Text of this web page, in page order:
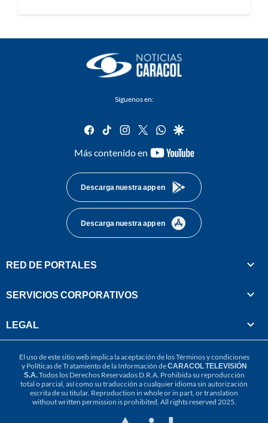
Síguenos en:
facebook
tiktok instagram
twitterwhatsapp
google
Más contenido en
youtube-
Descarga nuestra app en
Descarga nuestra app en
RED DE PORTALES
SERVICIOS CORPORATIVOS
LEGAL
El uso de este sitio web implica la aceptación de losTérminos y condiciones
y Políticas de Tratamiento de la Información deCARACOL TELEVISIÓN
S.A.Todos los Derechos Reservados D.R.A. Prohibida su reproducción
total o parcial, así como su traducción a cualquier idioma sin autorización
escrita de su titular. Reproduction in whole or in part, or translation
without written permission is prohibited. All rights reserved 2025.